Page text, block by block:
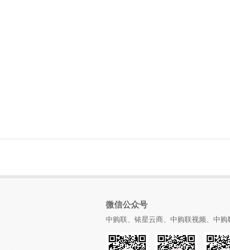
微信公众号
中购联、铱星云商、中购联视频、中